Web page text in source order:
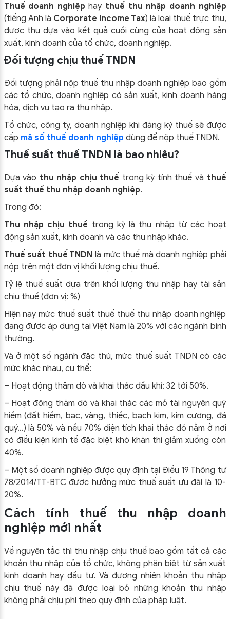
Thuế doanh nghiệp hay thuế thu nhập doanh nghiệp
(tiếng Anh là Corporate Income Tax) là loại thuế trực thu,
được thu dựa vào kết quả cuối cùng của hoạt động sản
xuất, kinh doanh của tổ chức, doanh nghiệp.
Đối tượng chịu thuế TNDN
Đối tượng phải nộp thuế thu nhập doanh nghiệp bao gồm
các tổ chức, doanh nghiệp có sản xuất, kinh doanh hàng
hóa, dịch vụ tạo ra thu nhập.
Tổ chức, công ty, doanh nghiệp khi đăng ký thuế sẽ được
cấp mã số thuế doanh nghiệp dùng để nộp thuế TNDN.
Thuế suất thuế TNDN là bao nhiêu?
Dựa vào thu nhập chịu thuế trong kỳ tính thuế và thuế
suất thuế thu nhập doanh nghiệp.
Trong đó:
Thu nhập chịu thuế trong kỳ là thu nhập từ các hoạt
động sản xuất, kinh doanh và các thu nhập khác.
Thuế suất thuế TNDN là mức thuế mà doanh nghiệp phải
nộp trên một đơn vị khối lượng chịu thuế.
Tỷ lệ thuế suất dựa trên khối lượng thu nhập hay tài sản
chịu thuế (đơn vị: %)
Hiện nay mức thuế suất thuế thuế thu nhập doanh nghiệp
đang được áp dụng tại Việt Nam là 20% với các ngành bình
thường.
Và ở một số ngành đặc thù, mức thuế suất TNDN có các
mức khác nhau, cụ thể:
– Hoạt động thăm dò và khai thác dầu khí: 32 tới 50%.
– Hoạt động thăm dò và khai thác các mỏ tài nguyên quý
hiếm (đất hiếm, bạc, vàng, thiếc, bạch kim, kim cương, đá
quý…) là 50% và nếu 70% diện tích khai thác đó nằm ở nơi
có điều kiện kinh tế đặc biệt khó khăn thì giảm xuống còn
40%.
– Một số doanh nghiệp được quy định tại Điều 19 Thông tư
78/2014/TT-BTC được hưởng mức thuế suất ưu đãi là 10-
20%.
Cách tính thuế thu nhập doanh
nghiệp mới nhất
Về nguyên tắc thì thu nhập chịu thuế bao gồm tất cả các
khoản thu nhập của tổ chức, không phân biệt từ sản xuất
kinh doanh hay đầu tư. Và đương nhiên khoản thu nhập
chịu thuế này đã được loại bỏ những khoản thu nhập
không phải chịu phí theo quy định của pháp luật.